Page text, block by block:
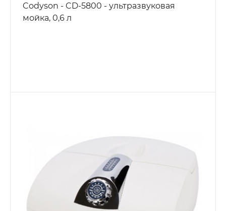
Codyson - CD-5800 - ультразвуковая
мойка, 0,6 л